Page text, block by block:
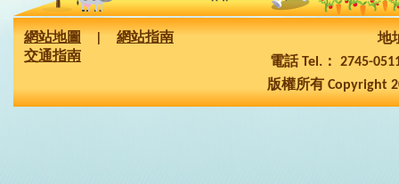
網站地圖
網站指南
交通指南
地
電話 Tel.： 2745-
版權所有 Copyright